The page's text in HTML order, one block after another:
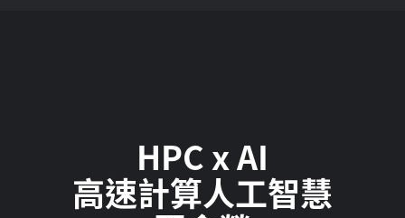
HPC x AI
高速計算人工智慧